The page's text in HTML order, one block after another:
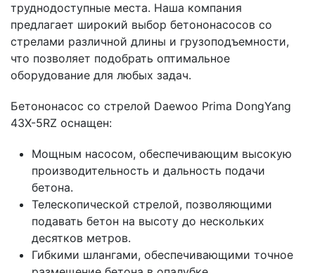
труднодоступные места. Наша компания
предлагает широкий выбор бетононасосов со
стрелами различной длины и грузоподъемности,
что позволяет подобрать оптимальное
оборудование для любых задач.
Бетононасос со стрелой Daewoo Prima DongYang
43X-5RZ оснащен:
Мощным насосом, обеспечивающим высокую
производительность и дальность подачи
бетона.
Телескопической стрелой, позволяющими
подавать бетон на высоту до нескольких
десятков метров.
Гибкими шлангами, обеспечивающими точное